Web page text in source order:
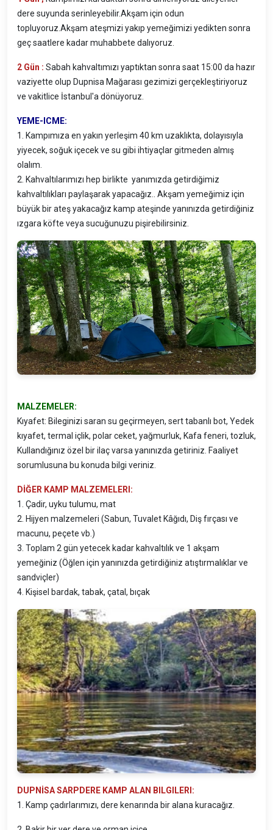
dere suyunda serinleyebilir.Akşam için odun
topluyoruz.Akşam ateşmizi yakıp yemeğimizi yedikten sonra
geç saatlere kadar muhabbete dalıyoruz.
2 Gün : Sabah kahvaltımızı yaptıktan sonra saat 15:00 da hazır
vaziyette olup Dupnisa Mağarası gezimizi gerçekleştiriyoruz
ve vakitlice İstanbul'a dönüyoruz.
YEME-ICME:
1. Kampımıza en yakın yerleşim 40 km uzaklıkta, dolayısıyla
yiyecek, soğuk içecek ve su gibi ihtiyaçlar gitmeden almış
olalım.
2. Kahvaltılarımızı hep birlikte yanımızda getirdiğimiz
kahvaltılıkları paylaşarak yapacağız.. Akşam yemeğimiz için
büyük bir ateş yakacağız kamp ateşinde yanınızda getirdiğiniz
ızgara köfte veya sucuğunuzu pişirebilirsiniz.
MALZEMELER:
Kıyafet: Bileginizi saran su geçirmeyen, sert tabanlı bot, Yedek
kıyafet, termal içlik, polar ceket, yağmurluk, Kafa feneri, tozluk,
Kullandığınız özel bir ilaç varsa yanınızda getiriniz. Faaliyet
sorumlusuna bu konuda bilgi veriniz.
DİĞER KAMP MALZEMELERI:
1. Çadir, uyku tulumu, mat
2. Hijyen malzemeleri (Sabun, Tuvalet Kâğıdı, Diş fırçası ve
macunu, peçete vb.)
3. Toplam 2 gün yetecek kadar kahvaltılık ve 1 akşam
yemeğiniz (Öğlen için yanınızda getirdiğiniz atıştırmalıklar ve
sandviçler)
4. Kişisel bardak, tabak, çatal, bıçak
DUPNİSA SARPDERE KAMP ALAN BILGILERI:
1. Kamp çadırlarımızı, dere kenarında bir alana kuracağız.